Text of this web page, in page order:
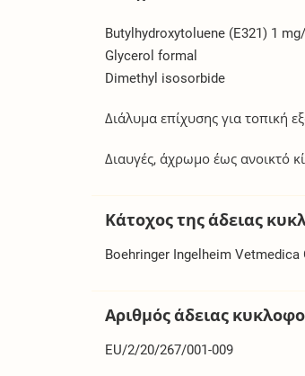
Butylhydroxytoluene (E321) 1
Glycerol formal
Dimethyl isosorbide
Διάλυμα επίχυσης για τοπική
Διαυγές, άχρωμο έως ανοικτό
Κάτοχος της άδειας
Boehringer Ingelheim Vetmedica
Αριθμός άδειας
EU/2/20/267/001-009